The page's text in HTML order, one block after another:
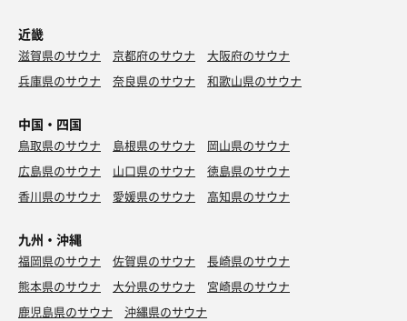
近畿
滋賀県のサウナ 京都府のサウナ
大阪府のサウナ
兵庫県のサウナ
奈良県のサウナ 和歌山県のサウナ
中国・四国
鳥取県のサウナ 島根県のサウナ
岡山県のサウナ
広島県のサウナ
山口県のサウナ
徳島県のサウナ
香川県のサウナ
愛媛県のサウナ 高知県のサウナ
九州・沖縄
福岡県のサウナ 佐賀県のサウナ
長崎県のサウナ
熊本県のサウナ
大分県のサウナ
宮崎県のサウナ
鹿児島県のサウナ
沖縄県のサウナ